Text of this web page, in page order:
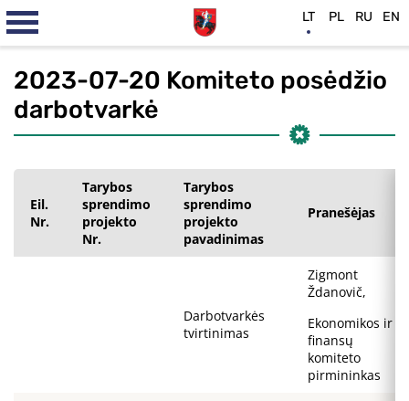
2023-07-20 Komiteto posėdžio
darbotvarkė
Eil.
Nr.
Tarybos
sprendimo
projekto
Nr.
Tarybos
sprendimo
projekto
pavadinimas
Pranešėjas
Darbotvarkės
tvirtinimas
Zigmont
Ždanovič,
Ekonomikos ir
finansų
komiteto
pirmininkas
LT PL RU EN